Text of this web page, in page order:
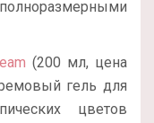
(200 мл, цена
гель для
цветов